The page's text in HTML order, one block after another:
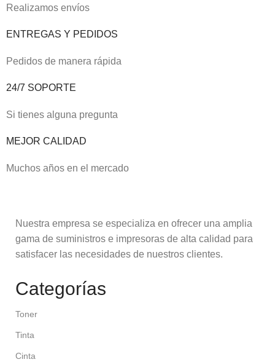
Realizamos envíos
ENTREGAS Y PEDIDOS
Pedidos de manera rápida
24/7 SOPORTE
Si tienes alguna pregunta
MEJOR CALIDAD
Muchos años en el mercado
Nuestra empresa se especializa en ofrecer una amplia
gama de suministros e impresoras de alta calidad para
satisfacer las necesidades de nuestros clientes.
Categorías
Toner
Tinta
Cinta